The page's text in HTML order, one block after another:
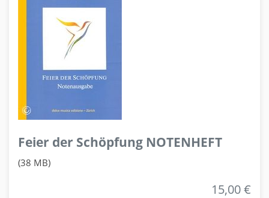
Feier der Schöpfung NOTENHEFT
(38 MB)
15,00 €